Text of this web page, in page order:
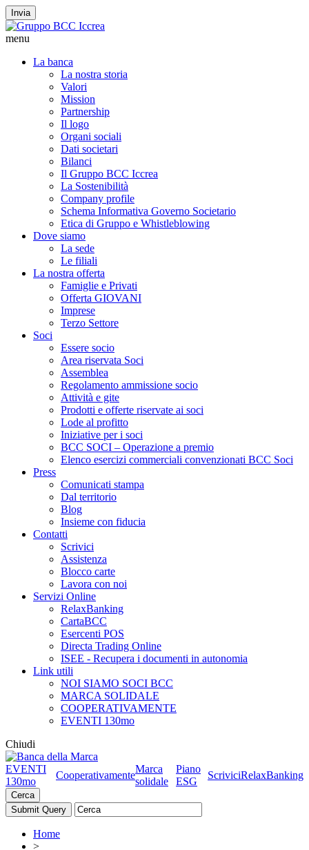
Invia
menu
La banca
La nostra storia
Valori
Mission
Partnership
Il logo
Organi sociali
Dati societari
Bilanci
Il Gruppo BCC Iccrea
La Sostenibilità
Company profile
Schema Informativa Governo Societario
Etica di Gruppo e Whistleblowing
Dove siamo
La sede
Le filiali
La nostra offerta
Famiglie e Privati
Offerta GIOVANI
Imprese
Terzo Settore
Soci
Essere socio
Area riservata Soci
Assemblea
Regolamento ammissione socio
Attività e gite
Prodotti e offerte riservate ai soci
Lode al profitto
Iniziative per i soci
BCC SOCI – Operazione a premio
Elenco esercizi commerciali convenzionati BCC Soci
Press
Comunicati stampa
Dal territorio
Blog
Insieme con fiducia
Contatti
Scrivici
Assistenza
Blocco carte
Lavora con noi
Servizi Online
RelaxBanking
CartaBCC
Esercenti POS
Directa Trading Online
ISEE - Recupera i documenti in autonomia
Link utili
NOI SIAMO SOCI BCC
MARCA SOLIDALE
COOPERATIVAMENTE
EVENTI 130mo
Chiudi
EVENTI
130mo
Cooperativamente
Marca
solidale
Piano
ESG
ScriviciRelaxBanking
Cerca
Home
>